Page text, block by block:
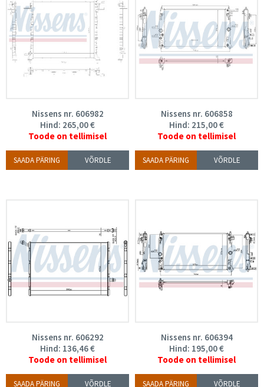
Nissens nr. 606982
Hind: 265,00€
Toode on tellimisel
SAADA PÄRING VÕRDLE
Nissens nr. 606858
Hind: 215,00€
Toode on tellimisel
SAADA PÄRING VÕRDLE
Nissens nr. 606292
Hind: 136,46€
Toode on tellimisel
SAADA PÄRING VÕRDLE
Nissens nr. 606394
Hind: 195,00€
Toode on tellimisel
SAADA PÄRING VÕRDLE